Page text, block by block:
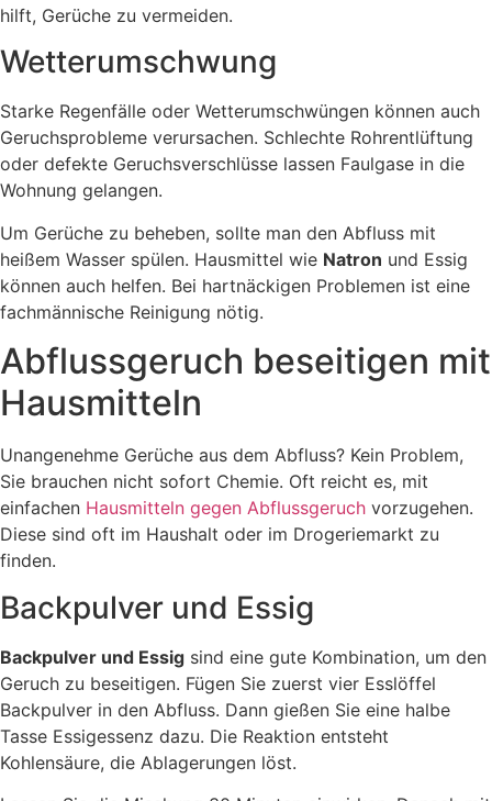
hilft, Gerüche zu vermeiden.
Wetterumschwung
Starke Regenfälle oder Wetterumschwüngen können auch
Geruchsprobleme verursachen. Schlechte Rohrentlüftung
oder defekte Geruchsverschlüsse lassen Faulgase in die
Wohnung gelangen.
Um Gerüche zu beheben, sollte man den Abfluss mit
heißem Wasser spülen. Hausmittel wie Natron und Essig
können auch helfen. Bei hartnäckigen Problemen ist eine
fachmännische Reinigung nötig.
Abflussgeruch beseitigen mit
Hausmitteln
Unangenehme Gerüche aus dem Abfluss? Kein Problem,
Sie brauchen nicht sofort Chemie. Oft reicht es, mit
einfachen Hausmitteln gegen Abflussgeruch vorzugehen.
Diese sind oft im Haushalt oder im Drogeriemarkt zu
finden.
Backpulver und Essig
Backpulver und Essig sind eine gute Kombination, um den
Geruch zu beseitigen. Fügen Sie zuerst vier Esslöffel
Backpulver in den Abfluss. Dann gießen Sie eine halbe
Tasse Essigessenz dazu. Die Reaktion entsteht
Kohlensäure, die Ablagerungen löst.